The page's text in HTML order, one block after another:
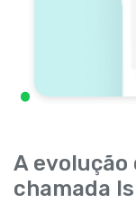
A
chamada